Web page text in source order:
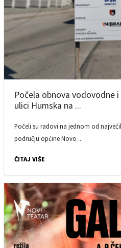
Počela obnova vodovodne
ulici Humska na ...
Počeli su radovi na jednom od
području općine Novo ...
ČITAJ VIŠE